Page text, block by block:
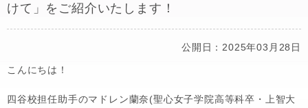
けて」をご紹介いたします！
公開日：2025年03月28日
こんにちは！
四谷校担任助手のマドレン蘭奈(聖心女子学院高等科卒・上智大